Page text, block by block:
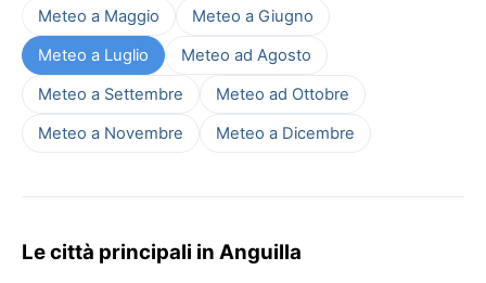
Meteo a Maggio
Meteo a Giugno
Meteo a Luglio
Meteo ad Agosto
Meteo a Settembre
Meteo ad Ottobre
Meteo a Novembre
Meteo a Dicembre
Le città principali in Anguilla